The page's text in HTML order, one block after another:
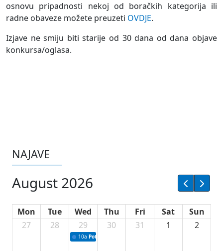
osnovu pripadnosti nekoj od boračkih kategorija ili
radne obaveze možete preuzeti OVDJE.
Izjave ne smiju biti starije od 30 dana od dana objave
konkursa/oglasa.
NAJAVE
August 2026
Mon Tue Wed Thu Fri Sat
Sun
27
28 29
10a Potpisivanje ugovora sa neprofitnim
30 31 1 2